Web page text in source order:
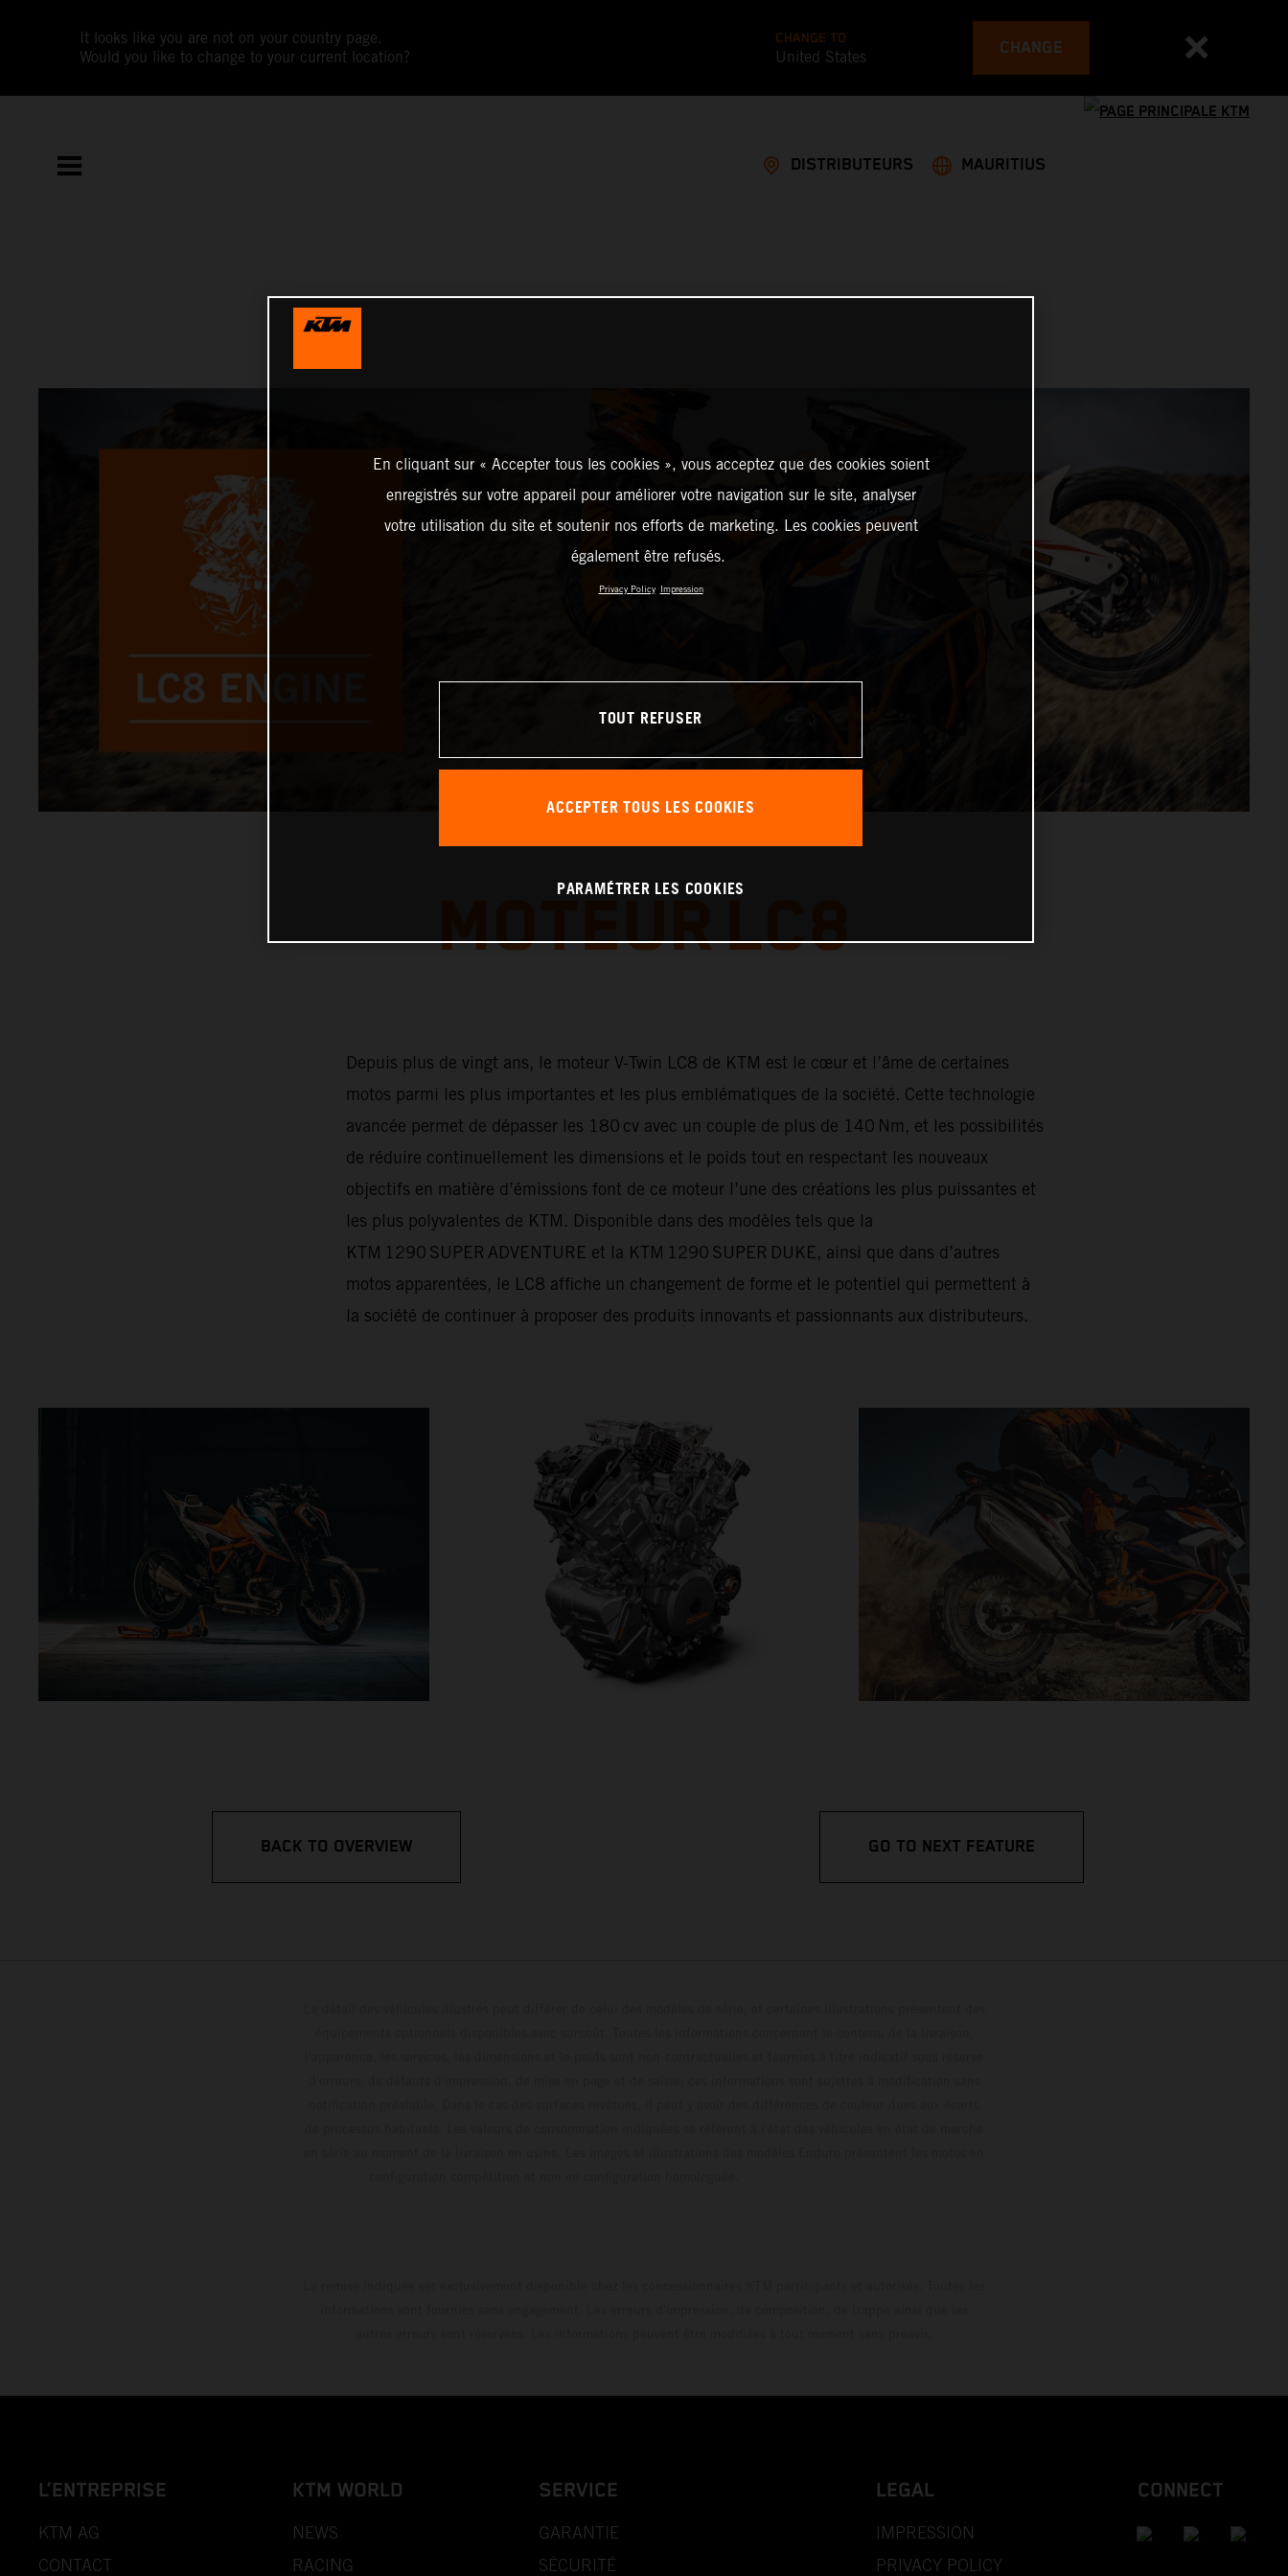
It looks like you are not on your country page.
Would you like to change to your current location?
CHANGE TO
United States CHANGE
DISTRIBUTEURS MAURITIUS
MOTEUR LC8
Depuis plus de vingt ans, le moteur V-Twin LC8 de KTM est le cœur et l’âme de certaines
motos parmi les plus importantes et les plus emblématiques de la société. Cette technologie
avancée permet de dépasser les 180 cv avec un couple de plus de 140 Nm, et les possibilités
de réduire continuellement les dimensions et le poids tout en respectant les nouveaux
objectifs en matière d’émissions font de ce moteur l’une des créations les plus puissantes et
les plus polyvalentes de KTM. Disponible dans des modèles tels que la
KTM 1290 SUPER ADVENTURE et la KTM 1290 SUPER DUKE, ainsi que dans d’autres
motos apparentées, le LC8 affiche un changement de forme et le potentiel qui permettent à
la société de continuer à proposer des produits innovants et passionnants aux distributeurs.
BACK TO OVERVIEW GO TO NEXT FEATURE
L’ENTREPRISE
KTM AG
CONTACT
KTM WORLD
NEWS
RACING
SERVICE
GARANTIE
SÉCURITÉ
LEGAL
IMPRESSION
PRIVACY POLICY
CONNECT
En cliquant sur « Accepter tous les cookies », vous acceptez que des cookies soient
enregistrés sur votre appareil pour améliorer votre navigation sur le site, analyser
votre utilisation du site et soutenir nos efforts de marketing. Les cookies peuvent
également être refusés.
Privacy Policy Impression
TOUT REFUSER
ACCEPTER TOUS LES COOKIES
PARAMÉTRER LES COOKIES